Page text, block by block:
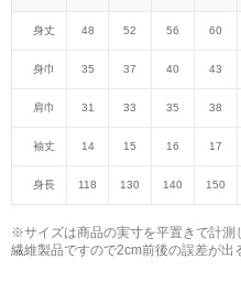
身丈 48 52 56 60
身巾 35 37 40 43
肩巾 31 33 35 38
袖丈 14 15 16 17
身長 118 130 140 150
※サイズは商品の実寸を平置きで計測
繊維製品ですので2cm前後の誤差が出